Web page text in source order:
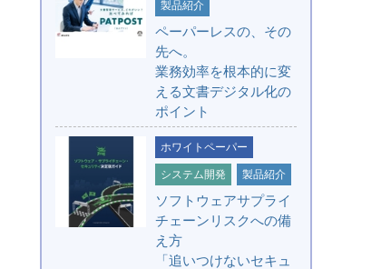
製品紹介
ペーパーレスの、その
先へ。
業務効率を根本的に変
える文書デジタル化の
ポイント
ホワイトペーパー
システム開発 製品紹介
ソフトウェアサプライ
チェーンリスクへの備
え方
「追いつけないセキュ